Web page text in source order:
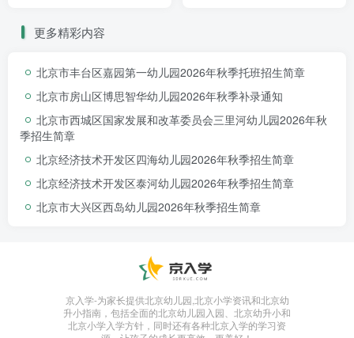
A8社 区综合服务设施用地项目（2-1#住宅楼等
建设位置：昌平区沙河镇
建设规模：97721.521平方米，1081米
附图及附件名称：本工程建设工程规划许可证附
件及设计总平面图一份。
核发日期：2023-11-02
更多精彩内容
北京市丰台区嘉园第一幼儿园2026年秋季托班招生简章
北京市房山区博思智华幼儿园2026年秋季补录通知
北京市西城区国家发展和改革委员会三里河幼儿园2026年秋
季招生简章
北京经济技术开发区四海幼儿园2026年秋季招生简章
北京经济技术开发区泰河幼儿园2026年秋季招生简章
北京市大兴区西岛幼儿园2026年秋季招生简章
京入学-为家长提供北京幼儿园,北京小学资讯和北京幼
升小指南，包括全面的北京幼儿园入园、北京幼升小和
北京小学入学方针，同时还有各种北京入学的学习资